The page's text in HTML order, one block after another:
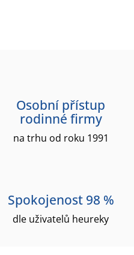
Osobní přístup
rodinné firmy
na trhu od roku 1991
Spokojenost 98 %
dle uživatelů heureky